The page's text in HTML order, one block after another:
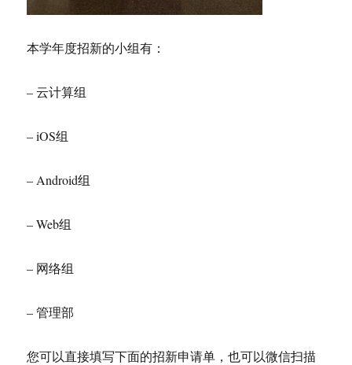
本学年度招新的小组有：
– 云计算组
– iOS组
– Android组
– Web组
– 网络组
– 管理部
您可以直接填写下面的招新申请单，也可以微信扫描